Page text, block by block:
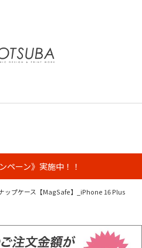
ペーン》実施中！！
ップケース【MagSafe】_iPhone 16 Plus